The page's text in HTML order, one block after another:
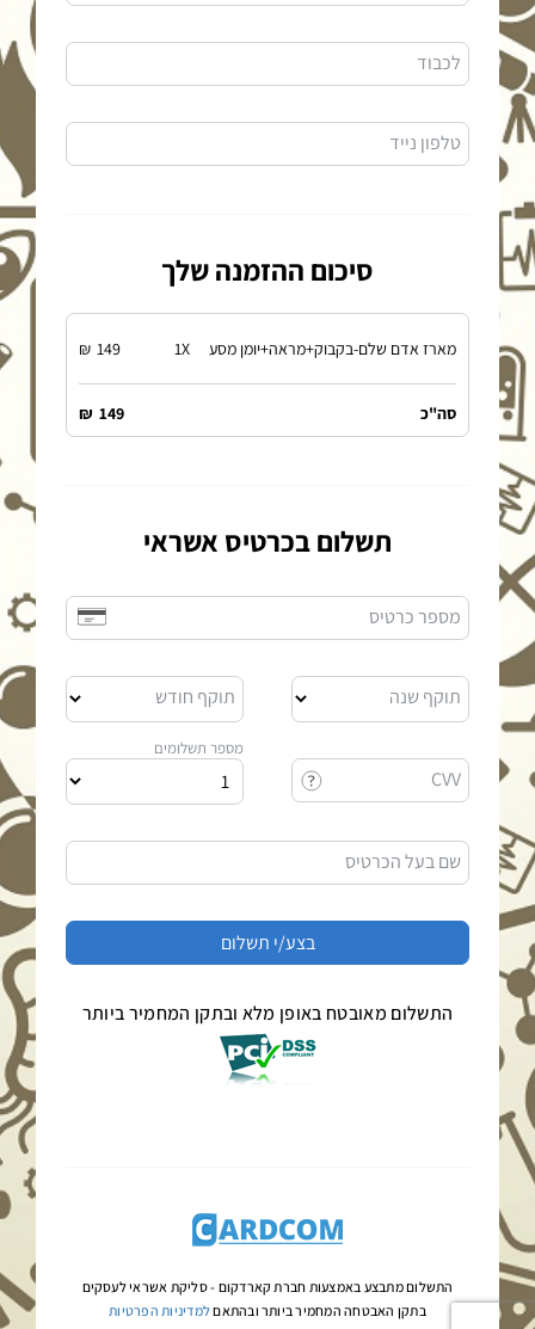
לכבוד
טלפון נייד
סיכום ההזמנה שלך
מארז אדם שלם-בקבוק+מראה+יומן מסע X
1
149
₪
סה"כ 149
₪
תשלום בכרטיס אשראי
מספר כרטיס
תוקף שנה תוקף חודש
CVV
מספר תשלומים
שם בעל הכרטיס
התשלום מאובטח באופן מלא ובתקן המחמיר ביותר
התשלום מתבצע באמצעות חברת קארדקום -סליקת אשראי לעסקים
בתקן האבטחה המחמיר ביותר ובהתאםלמדיניות הפרטיות